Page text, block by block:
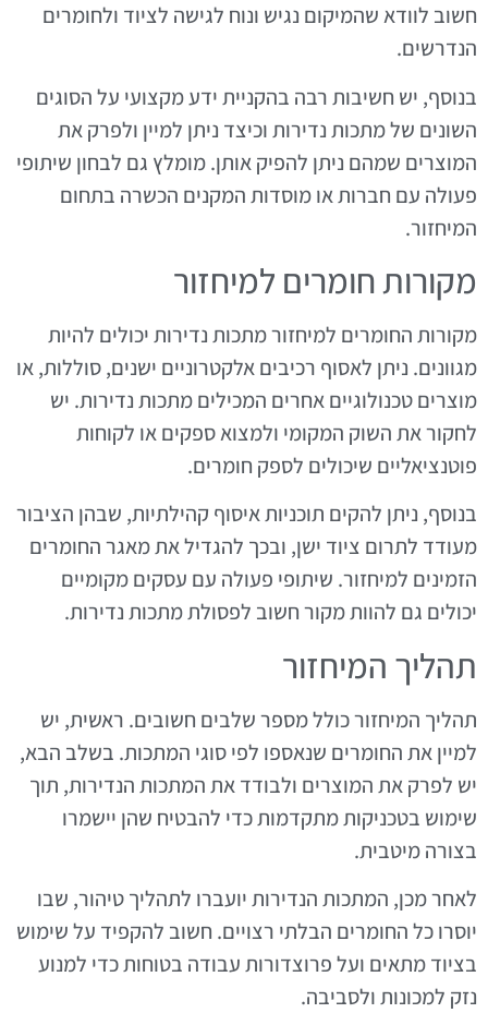
חשוב לוודא שהמיקום נגיש ונוח לגישה לציוד ולחומרים
הנדרשים.
בנוסף, יש חשיבות רבה בהקניית ידע מקצועי על הסוגים
השונים של מתכות נדירות וכיצד ניתן למיין ולפרק את
המוצרים שמהם ניתן להפיק אותן. מומלץ גם לבחון שיתופי
פעולה עם חברות או מוסדות המקנים הכשרה בתחום
המיחזור.
מקורות חומרים למיחזור
מקורות החומרים למיחזור מתכות נדירות יכולים להיות
מגוונים. ניתן לאסוף רכיבים אלקטרוניים ישנים, סוללות, או
מוצרים טכנולוגיים אחרים המכילים מתכות נדירות. יש
לחקור את השוק המקומי ולמצוא ספקים או לקוחות
פוטנציאליים שיכולים לספק חומרים.
בנוסף, ניתן להקים תוכניות איסוף קהילתיות, שבהן הציבור
מעודד לתרום ציוד ישן, ובכך להגדיל את מאגר החומרים
הזמינים למיחזור. שיתופי פעולה עם עסקים מקומיים
יכולים גם להוות מקור חשוב לפסולת מתכות נדירות.
תהליך המיחזור
תהליך המיחזור כולל מספר שלבים חשובים. ראשית, יש
למיין את החומרים שנאספו לפי סוגי המתכות. בשלב הבא,
יש לפרק את המוצרים ולבודד את המתכות הנדירות, תוך
שימוש בטכניקות מתקדמות כדי להבטיח שהן יישמרו
בצורה מיטבית.
לאחר מכן, המתכות הנדירות יועברו לתהליך טיהור, שבו
יוסרו כל החומרים הבלתי רצויים. חשוב להקפיד על שימוש
בציוד מתאים ועל פרוצדורות עבודה בטוחות כדי למנוע
נזק למכונות ולסביבה.